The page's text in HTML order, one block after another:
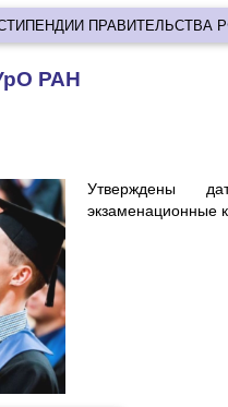
ПРАВИТЕЛЬСТВА
РАН
Утверждены
экзаменационные